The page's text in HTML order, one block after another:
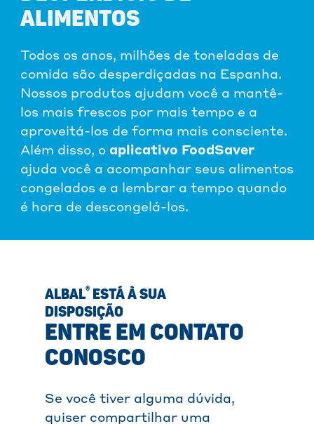
ALIMENTOS
Todos os anos, milhões de toneladas de
comida são desperdiçadas na Espanha.
Nossos produtos ajudam você a mantê-
los mais frescos por mais tempo e a
aproveitá-los de forma mais consciente.
Além disso, o aplicativo FoodSaver
ajuda você a acompanhar seus alimentos
congelados e a lembrar a tempo quando
é hora de descongelá-los.
ALBAL® ESTÁ À SUA
DISPOSIÇÃO
ENTRE EM CONTATO
CONOSCO
Se você tiver alguma dúvida,
quiser compartilhar uma